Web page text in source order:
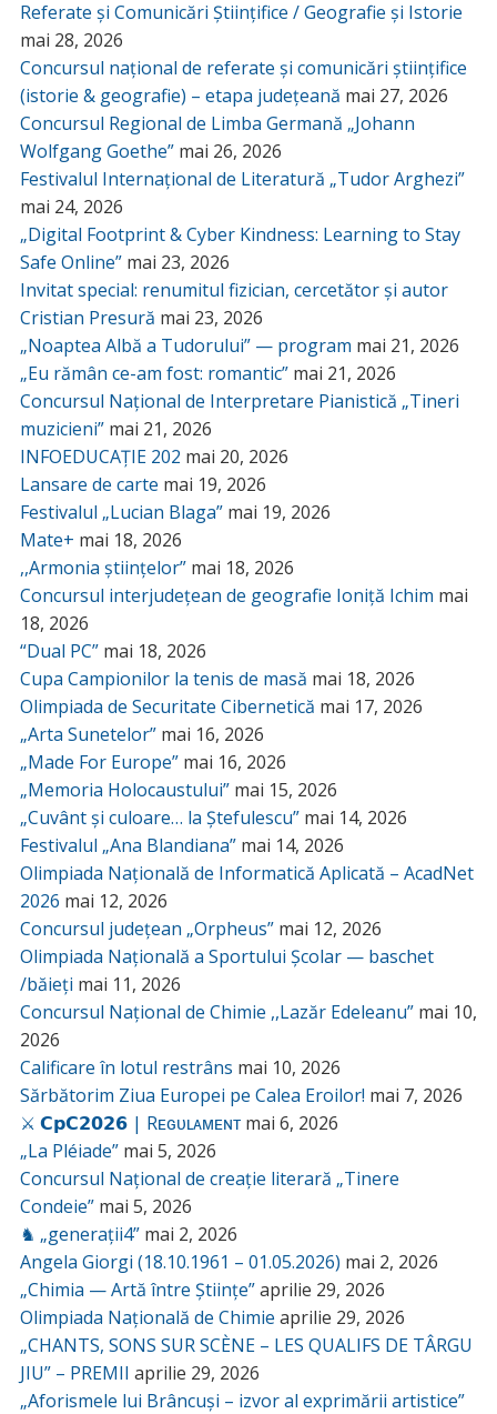
Referate și Comunicări Științifice / Geografie și Istorie
mai 28, 2026
Concursul național de referate și comunicări științifice
(istorie & geografie) – etapa județeană mai 27, 2026
Concursul Regional de Limba Germană „Johann
Wolfgang Goethe” mai 26, 2026
Festivalul Internațional de Literatură „Tudor Arghezi”
mai 24, 2026
„Digital Footprint & Cyber Kindness: Learning to Stay
Safe Online” mai 23, 2026
Invitat special: renumitul fizician, cercetător și autor
Cristian Presură mai 23, 2026
„Noaptea Albă a Tudorului” — program mai 21, 2026
„Eu rămân ce-am fost: romantic” mai 21, 2026
Concursul Național de Interpretare Pianistică „Tineri
muzicieni” mai 21, 2026
INFOEDUCAȚIE 202 mai 20, 2026
Lansare de carte mai 19, 2026
Festivalul „Lucian Blaga” mai 19, 2026
Mate+ mai 18, 2026
,,Armonia științelor” mai 18, 2026
Concursul interjudețean de geografie Ioniță Ichim mai
18, 2026
“Dual PC” mai 18, 2026
Cupa Campionilor la tenis de masă mai 18, 2026
Olimpiada de Securitate Cibernetică mai 17, 2026
„Arta Sunetelor” mai 16, 2026
„Made For Europe” mai 16, 2026
„Memoria Holocaustului” mai 15, 2026
„Cuvânt și culoare… la Ștefulescu” mai 14, 2026
Festivalul „Ana Blandiana” mai 14, 2026
Olimpiada Națională de Informatică Aplicată – AcadNet
2026 mai 12, 2026
Concursul județean „Orpheus” mai 12, 2026
Olimpiada Națională a Sportului Școlar — baschet
/băieți mai 11, 2026
Concursul Național de Chimie ,,Lazăr Edeleanu” mai 10,
2026
Calificare în lotul restrâns mai 10, 2026
Sărbătorim Ziua Europei pe Calea Eroilor! mai 7, 2026
⚔️ 𝗖𝗽𝗖𝟮𝟬𝟮𝟲 | Rᴇɢᴜʟᴀᴍᴇɴᴛ mai 6, 2026
„La Pléiade” mai 5, 2026
Concursul Național de creație literară „Tinere
Condeie” mai 5, 2026
♞ „generații4” mai 2, 2026
Angela Giorgi (18.10.1961 – 01.05.2026) mai 2, 2026
„Chimia — Artă între Științe”aprilie 29, 2026
Olimpiada Națională de Chimie aprilie 29, 2026
„CHANTS, SONS SUR SCÈNE – LES QUALIFS DE TÂRGU
JIU” – PREMII aprilie 29, 2026
„Aforismele lui Brâncuși – izvor al exprimării artistice”